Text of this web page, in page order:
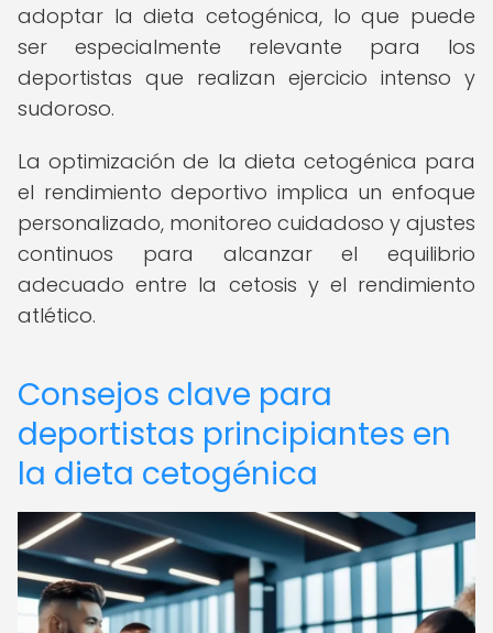
adoptar la dieta cetogénica, lo que puede
ser especialmente relevante para los
deportistas que realizan ejercicio intenso y
sudoroso.
La optimización de la dieta cetogénica para
el rendimiento deportivo implica un enfoque
personalizado, monitoreo cuidadoso y ajustes
continuos para alcanzar el equilibrio
adecuado entre la cetosis y el rendimiento
atlético.
Consejos clave para
deportistas principiantes en
la dieta cetogénica